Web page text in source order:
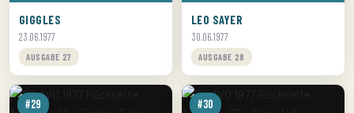
GIGGLES
23.06.1977
AUSGABE 27
LEO SAYER
30.06.1977
AUSGABE 28
#29 #30